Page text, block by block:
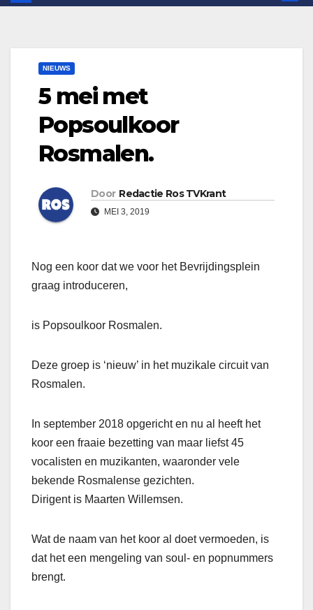
NIEUWS
5 mei met
Popsoulkoor
Rosmalen.
Door Redactie Ros TVKrant
MEI 3, 2019
Nog een koor dat we voor het Bevrijdingsplein
graag introduceren,
is Popsoulkoor Rosmalen.
Deze groep is ‘nieuw’ in het muzikale circuit van
Rosmalen.
In september 2018 opgericht en nu al heeft het
koor een fraaie bezetting van maar liefst 45
vocalisten en muzikanten, waaronder vele
bekende Rosmalense gezichten.
Dirigent is Maarten Willemsen.
Wat de naam van het koor al doet vermoeden, is
dat het een mengeling van soul- en popnummers
brengt.